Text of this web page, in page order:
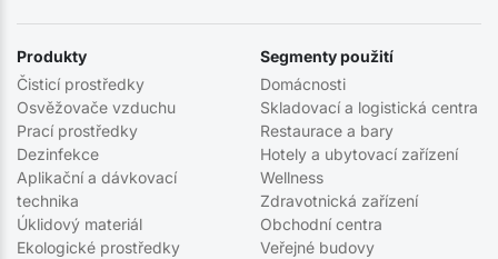
Produkty
Čisticí prostředky
Osvěžovače vzduchu
Prací prostředky
Dezinfekce
Aplikační a dávkovací
technika
Úklidový materiál
Ekologické prostředky
Segmenty použití
Domácnosti
Skladovací a logistická centra
Restaurace a bary
Hotely a ubytovací zařízení
Wellness
Zdravotnická zařízení
Obchodní centra
Veřejné budovy